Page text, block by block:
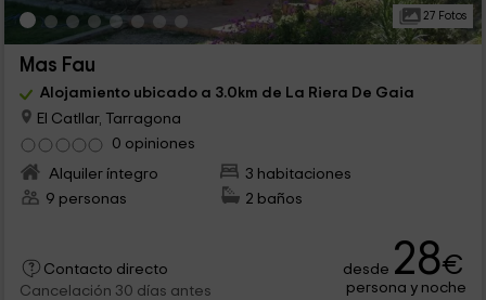
27 Fotos
Mas Fau
Alojamiento ubicado a 3.0km de La Riera De Gaia
El Catllar, Tarragona
0 opiniones
Alquiler íntegro
3 habitaciones
9 personas
2 baños
Contacto directo
Cancelación 30 días antes
desde 28€
persona y noche